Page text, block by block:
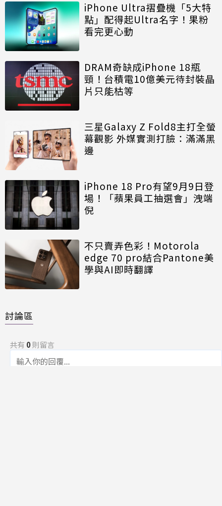
iPhone Ultra摺疊機「5大特
點」配得起Ultra名字！果粉
看完更心動
DRAM奇缺成iPhone 18瓶
頸！台積電10億美元待封裝晶
片只能枯等
三星Galaxy Z Fold8主打全螢
幕觀影 外媒實測打臉：滿滿黑
邊
iPhone 18 Pro有望9月9日登
場！「蘋果員工抽選會」洩端
倪
不只賣弄色彩！Motorola
edge 70 pro結合Pantone美
學與AI即時翻譯
討論區
共有 0則留言